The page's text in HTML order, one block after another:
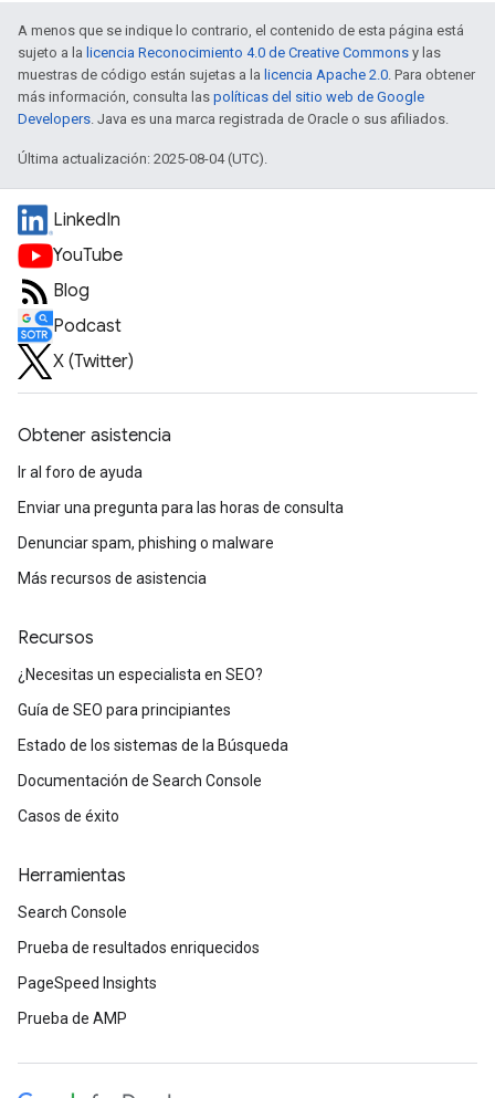
A menos que se indique lo contrario, el contenido de esta página está
sujeto a la licencia Reconocimiento 4.0 de Creative Commons y las
muestras de código están sujetas a la licencia Apache 2.0. Para obtener
más información, consulta las políticas del sitio web de Google
Developers. Java es una marca registrada de Oracle o sus afiliados.
Última actualización: 2025-08-04 (UTC).
LinkedIn
YouTube
Blog
Podcast
X (Twitter)
Obtener asistencia
Ir al foro de ayuda
Enviar una pregunta para las horas de consulta
Denunciar spam, phishing o malware
Más recursos de asistencia
Recursos
¿Necesitas un especialista en SEO?
Guía de SEO para principiantes
Estado de los sistemas de la Búsqueda
Documentación de Search Console
Casos de éxito
Herramientas
Search Console
Prueba de resultados enriquecidos
PageSpeed Insights
Prueba de AMP